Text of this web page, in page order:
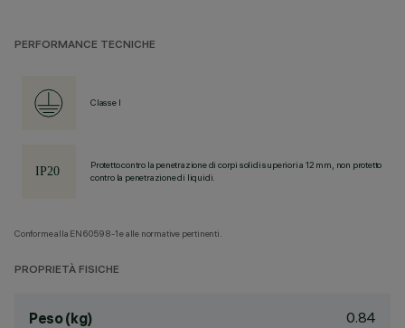
PERFORMANCE TECNICHE
Classe I
Protetto contro la penetrazione di corpi solidi superiori a 12 mm, non protetto
contro la penetrazione di liquidi.
Conforme alla EN60598-1 e alle normative pertinenti.
PROPRIETÀ FISICHE
Peso (kg) 0.84